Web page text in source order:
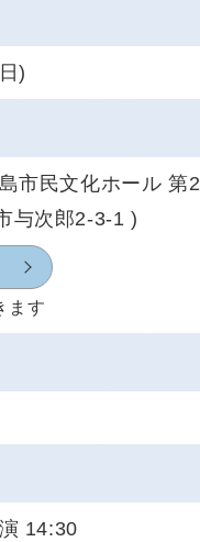
)
市民文化ホール 第2
与次郎2-3-1 )
ます
14:30